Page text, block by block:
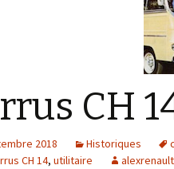
CH
2018 Historiques
CH 14, utilitaire alexrenault